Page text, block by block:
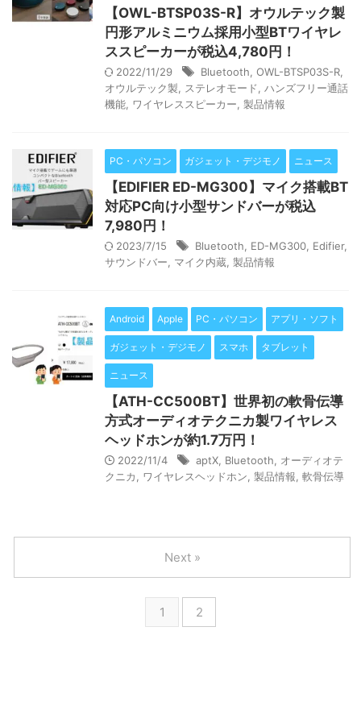
【OWL-BTSP03S-R】オウルテック製
円形アルミニウム採用小型BTワイヤレ
ススピーカーが税込4,780円！
2022/11/29 Bluetooth OWL-BTSP03S-R
オウルテック製
ステレオモード
ハンズフリー通話
機能 ワイヤレススピーカー 製品情報
PC・パソコン ガジェット・デジモノ ニュース
【EDIFIER ED-MG300】マイク搭載BT
対応PC向け小型サンドバーが税込
7,980円！
2023/7/15 Bluetooth ED-MG300 Edifier,
サウンドバー
マイク内蔵 製品情報
Android Apple PC・パソコン アプリ・ソフト
ガジェット・デジモノ スマホ タブレット
ニュース
【ATH-CC500BT】世界初の軟骨伝導
方式オーディオテクニカ製ワイヤレス
ヘッドホンが約1.7万円！
2022/11/4 aptX Bluetooth
オーディオテ
クニカ
ワイヤレスヘッドホン 製品情報 軟骨伝導
1 2
Next »